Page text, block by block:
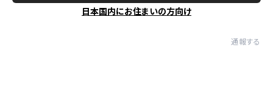
日本国内にお住まいの方向け
通報する